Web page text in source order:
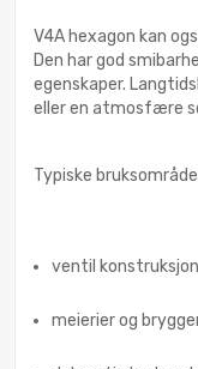
V4A hexagon kan
Den har god
egenskaper.
eller en atmosfære
Typiske
ventil
meierier og